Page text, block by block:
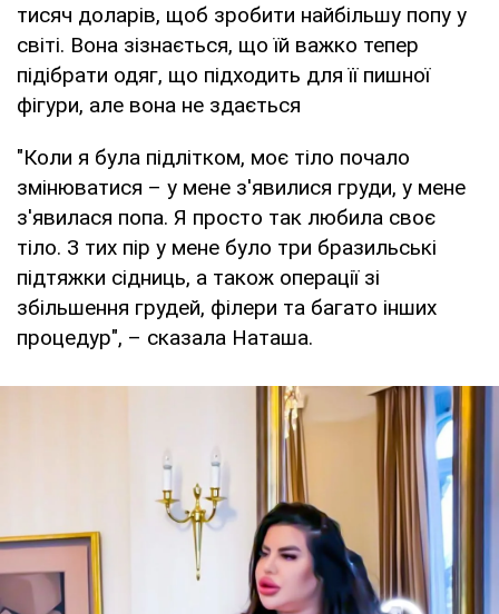
тисяч доларів, щоб зробити найбільшу попу у
світі. Вона зізнається, що їй важко тепер
підібрати одяг, що підходить для її пишної
фігури, але вона не здається
"Коли я була підлітком, моє тіло почало
змінюватися – у мене з'явилися груди, у мене
з'явилася попа. Я просто так любила своє
тіло. З тих пір у мене було три бразильські
підтяжки сідниць, а також операції зі
збільшення грудей, філери та багато інших
процедур", – сказала Наташа.